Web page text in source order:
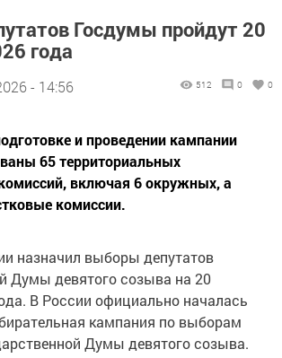
Госдумы пройдут 20
года
- 14:56 512 0 0
и проведении кампании
65 территориальных
включая 6 окружных, а
комиссии.
назначил выборы депутатов
Думы девятого созыва на 20
В России официально началась
кампания по выборам
Думы девятого созыва.